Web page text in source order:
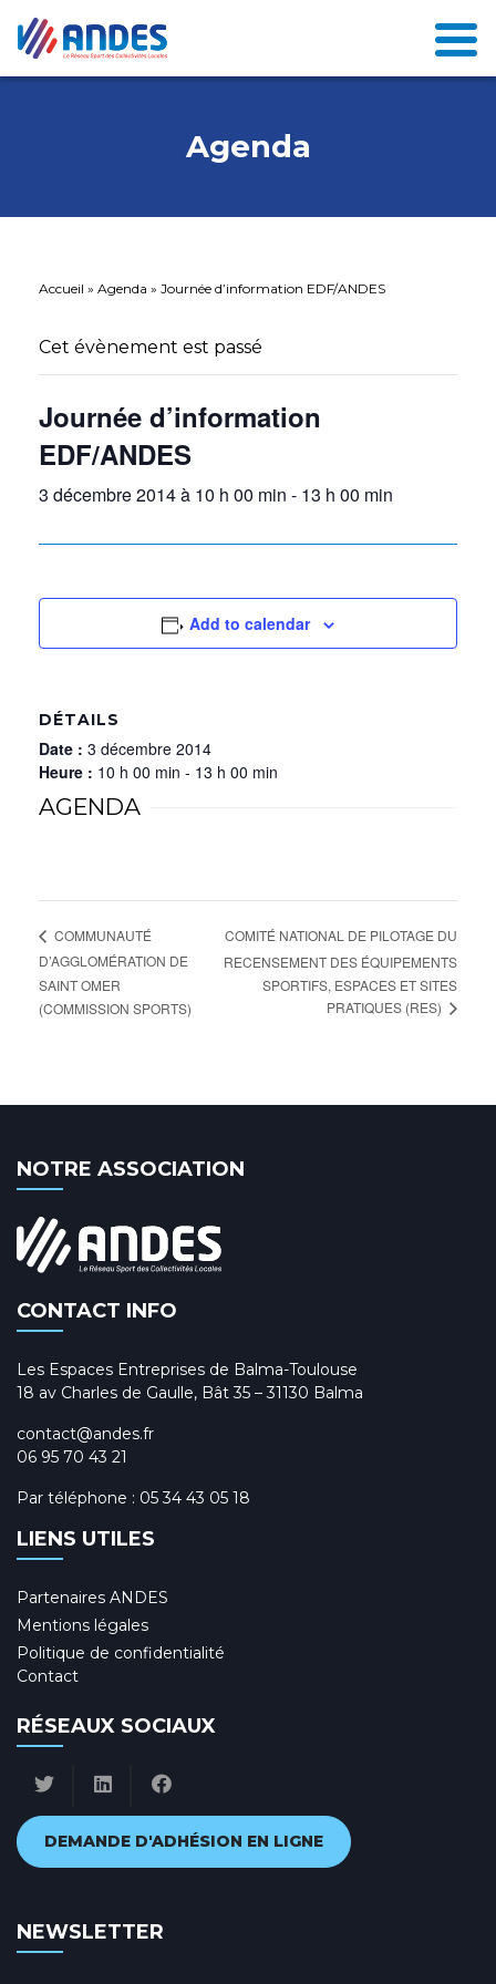
Agenda
Accueil » Agenda » Journée d’information EDF/ANDES
Cet évènement est passé
Journée d’information
EDF/ANDES
3 décembre 2014 à 10 h 00 min - 13 h 00 min
Add to calendar
DÉTAILS
Date : 3 décembre 2014
Heure : 10 h 00 min - 13 h 00 min
AGENDA
COMMUNAUTÉ
D’AGGLOMÉRATION DE
SAINT OMER
(COMMISSION SPORTS)
COMITÉ NATIONAL DE PILOTAGE DU
RECENSEMENT DES ÉQUIPEMENTS
SPORTIFS, ESPACES ET SITES
PRATIQUES (RES)
NOTRE ASSOCIATION
CONTACT INFO
Les Espaces Entreprises de Balma-Toulouse
18 av Charles de Gaulle, Bât 35 – 31130 Balma
contact@andes.fr
06 95 70 43 21
Par téléphone : 05 34 43 05 18
LIENS UTILES
Partenaires ANDES
Mentions légales
Politique de confidentialité
Contact
RÉSEAUX SOCIAUX
DEMANDE D'ADHÉSION EN LIGNE
NEWSLETTER